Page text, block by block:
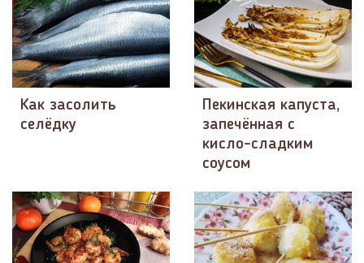
Как засолить
селёдку
Пекинская капуста,
запечённая с
кисло-сладким
соусом